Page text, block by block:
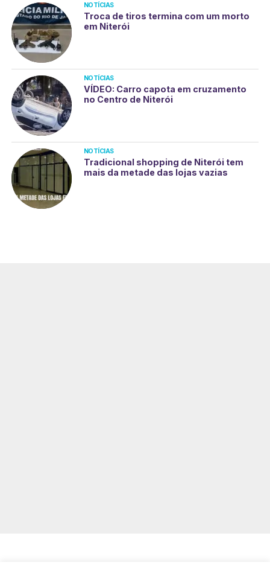
NOTÍCIAS
Troca de tiros termina com um morto
em Niterói
NOTÍCIAS
VÍDEO: Carro capota em cruzamento
no Centro de Niterói
NOTÍCIAS
Tradicional shopping de Niterói tem
mais da metade das lojas vazias